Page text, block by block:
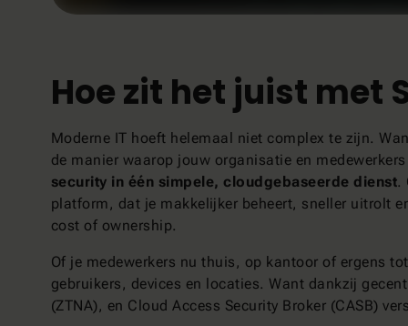
Hoe zit het juist met
Moderne IT hoeft helemaal niet complex te zijn.
de manier waarop jouw organisatie en
security in één simpele, cloudgebaseerde dienst.
platform, dat je makkelijker beheert, sneller uitrolt
cost of ownership.
Of je medewerkers nu thuis, op kantoor of ergens
gebruikers, devices en locaties. Want dankzij
(ZTNA), en Cloud Access Security Broker (CASB)